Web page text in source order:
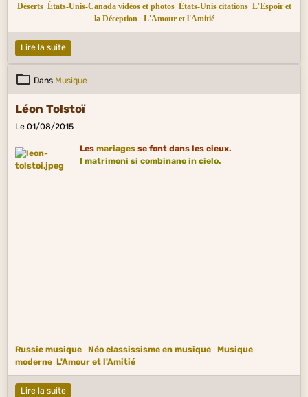
Déserts États-Unis-Canada vidéos et photos États-Unis citations L'Espoir et
la Déception
L'Amour et l'Amitié
Lire la suite
Dans Musique
Léon Tolstoï
Le 01/08/2015
Les mariagesse font dans les cieux.
I matrimoni si combinano in cielo.
Russie musique Néo classissisme en musique
Musique
moderne L'Amour et l'Amitié
Lire la suite